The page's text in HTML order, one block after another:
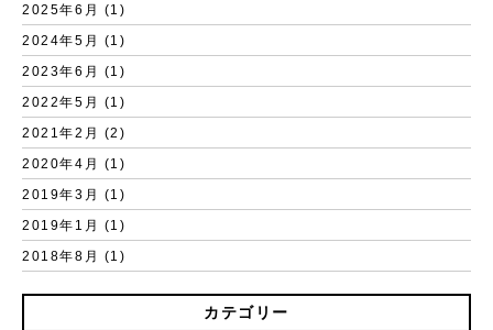
2025年6月 (1)
2024年5月 (1)
2023年6月 (1)
2022年5月 (1)
2021年2月 (2)
2020年4月 (1)
2019年3月 (1)
2019年1月 (1)
2018年8月 (1)
カテゴリー